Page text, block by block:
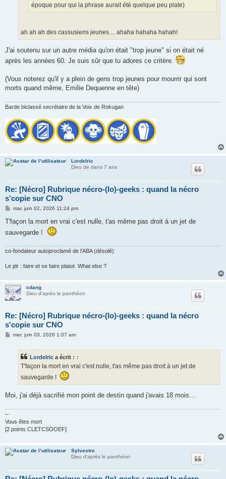
époque pour qui la phrase aurait été quelque peu plate)
ah ah ah des cassusiens jeunes.... ahaha hahaha hahah!
J'ai soutenu sur un autre média qu'on était "trop jeune" si on était né
après les années 60. Je suis sûr que tu adores ce critère.
(Vous noterez qu'il y a plein de gens trop jeunes pour mourrir qui sont
morts quand même, Emilie Dequenne en tête)
Barde biclassé secrétaire de la Voix de Rokugan
Lordelric
Dieu de dans 7 ans
Re: [Nécro] Rubrique nécro-(lo)-geeks : quand la nécro
s'copie sur CNO
M
s
a
mar. juin 02, 2026 11:24 pm
T'façon la mort en vrai c'est nulle, t'as même pas droit à un jet de
sauvegarde !
co-fondateur autoproclamé de l'ABA (désolé)
Le jdr : faire et se faire plaisir. What else ?
cdang
Dieu d'après le panthéon
Re: [Nécro] Rubrique nécro-(lo)-geeks : quand la nécro
s'copie sur CNO
Mmer. juin 03, 2026 1:07 am
Lordelric a écrit : ↑
T'façon la mort en vrai c'est nulle, t'as même pas droit à un jet de
sauvegarde !
Moi, j'ai déjà sacrifié mon point de destin quand j'avais 18 mois...
--
Vous êtes mort
[2 points CLETCSOOEF]
Sylvestre
Dieu d'après le panthéon